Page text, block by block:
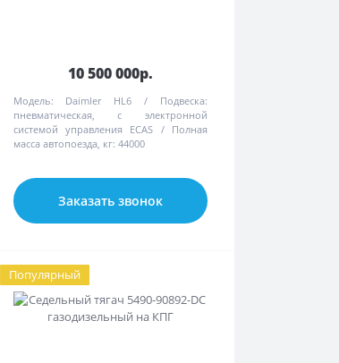
10 500 000р.
Модель: Daimler HL6
Подвеска:
пневматическая, с электронной
системой управления ECAS
Полная
масса автопоезда, кг: 44000
Заказать звонок
Популярный